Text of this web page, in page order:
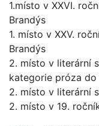
1.místo v XXVI.
Brandýs
1. místo v XXV.
Brandýs
2. místo v literární
kategorie próza do
2. místo v literární
2. místo v 19.